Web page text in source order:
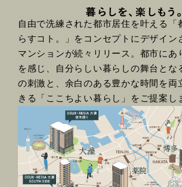
自由で洗練された都市居住を叶える「
らすコト。」をコンセプトにデザイン
マンションが続々リリース。都市にあ
を感じ、自分らしい暮らしの舞台とな
の刺激と、余白のある豊かな時間を両
きる「ここちよい暮らし」をご提案し